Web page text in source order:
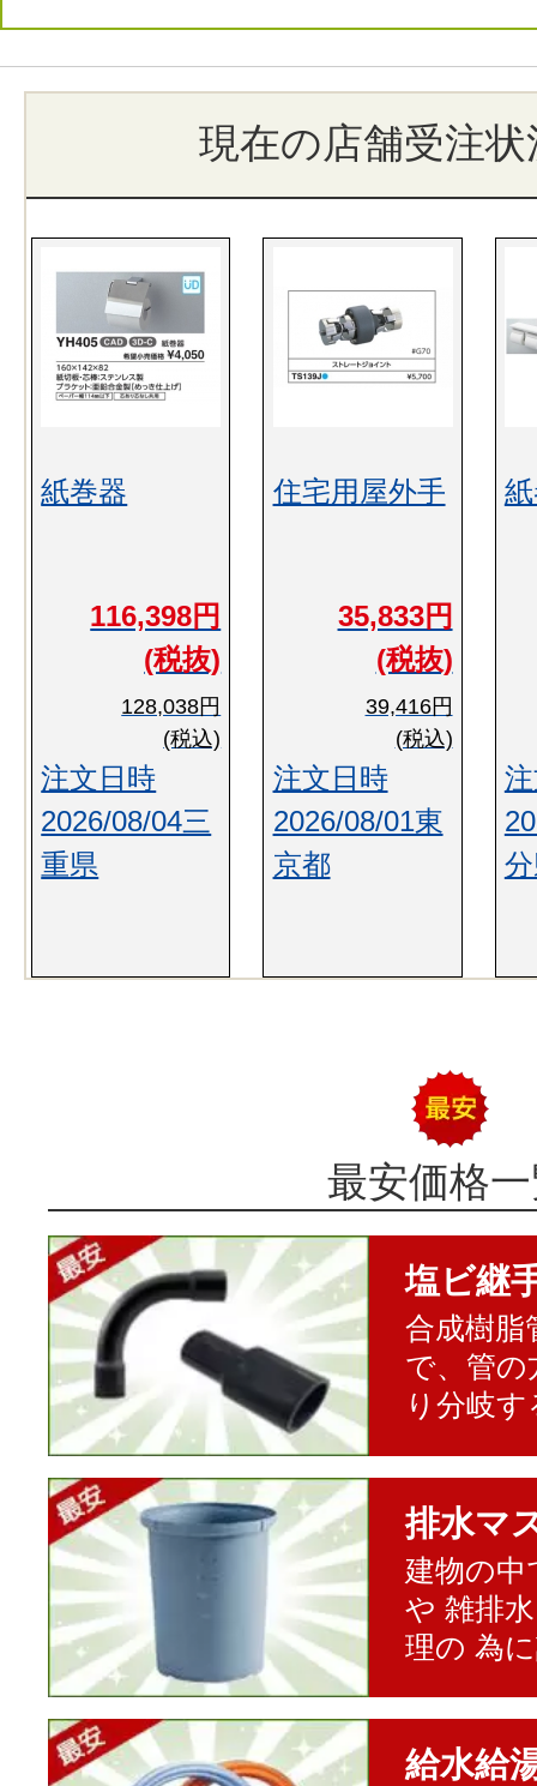
現在の店舗受注状
紙巻器
116,398円
(税抜)
128,038円
(税込)
注文日時
2026/08/04三
重県
住宅用屋外手
35,833円
(税抜)
39,416円
(税込)
注文日時
2026/08/01東
京都
最安価格
塩ビ継
合成樹脂
で、管の
り分岐
排水マ
建物の中
や 雑排
理の 為
給水給